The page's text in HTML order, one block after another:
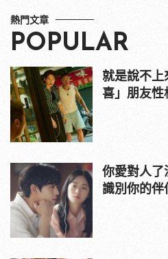
熱門文章
POPULAR
就是說不上
喜」朋友性
你愛對人了
識別你的伴